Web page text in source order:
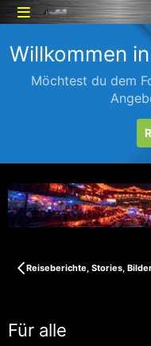
Willkommen
Möchtest du dem
Reiseberichte, Stories,
Für alle